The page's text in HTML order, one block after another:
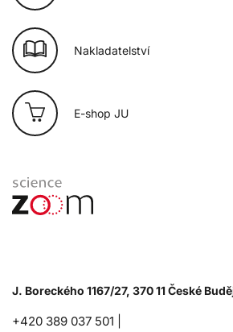
Nakladatelství
E-shop JU
J. Boreckého 1167/27, 370 11 České
+420 389 037 501 |